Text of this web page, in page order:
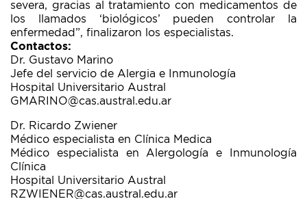
severa, gracias al tratamiento con medicamentos de
los llamados ‘biológicos’ pueden controlar la
enfermedad”, finalizaron los especialistas.
Contactos:
Dr. Gustavo Marino
Jefe del servicio de Alergia e Inmunología
Hospital Universitario Austral
GMARINO@cas.austral.edu.ar
Dr. Ricardo Zwiener
Médico especialista en Clínica Medica
Médico especialista en Alergología e Inmunología
Clínica
Hospital Universitario Austral
RZWIENER@cas.austral.edu.ar